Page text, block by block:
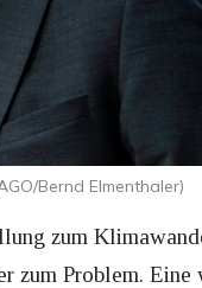
Bernd Elmenthaler)
zum
zum Problem. Eine